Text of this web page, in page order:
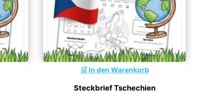
In den Warenkorb
Steckbrief Tschechien